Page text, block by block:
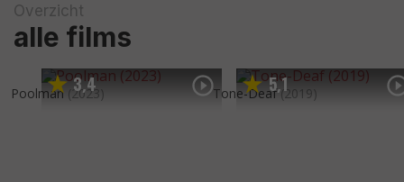
Overzicht
alle films
3,4
Poolman (2023) 5,1
Tone-Deaf (2019)